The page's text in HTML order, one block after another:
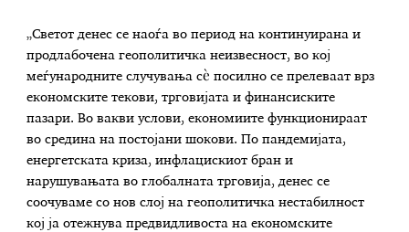
„Светот денес се наоѓа во период на континуирана и
продлабочена геополитичка неизвесност, во кој
меѓународните случувања сѐ посилно се прелеваат врз
економските текови, трговијата и финансиските
пазари. Во вакви услови, економиите функционираат
во средина на постојани шокови. По пандемијата,
енергетската криза, инфлацискиот бран и
нарушувањата во глобалната трговија, денес се
соочуваме со нов слој на геополитичка нестабилност
кој ја отежнува предвидливоста на економските